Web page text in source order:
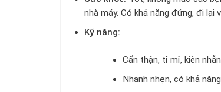
nhà máy. Có khả năng đứng, đi lại
Kỹ năng:
Cẩn thận, tỉ mỉ, kiên
Nhanh nhẹn, có khả